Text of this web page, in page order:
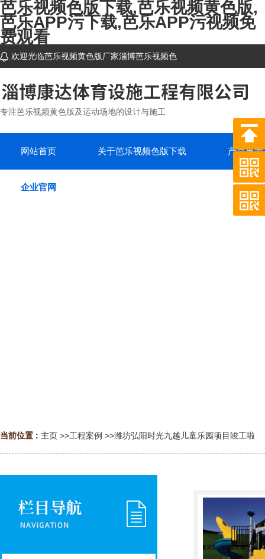
芭乐视频色版下载,芭乐视频黄色版,
芭乐APP污下载,芭乐APP污视频免
费观看
欢迎光临芭乐视频黄色版厂家淄博芭乐视频色
专注芭乐视频黄色版及运动场地的设计与施工
网站首页 关于芭乐视频色版下载 产品展示
企业官网
当前位置 : 主页 >>工程案例 >>潍坊弘阳时光九越儿童乐园项目竣工啦